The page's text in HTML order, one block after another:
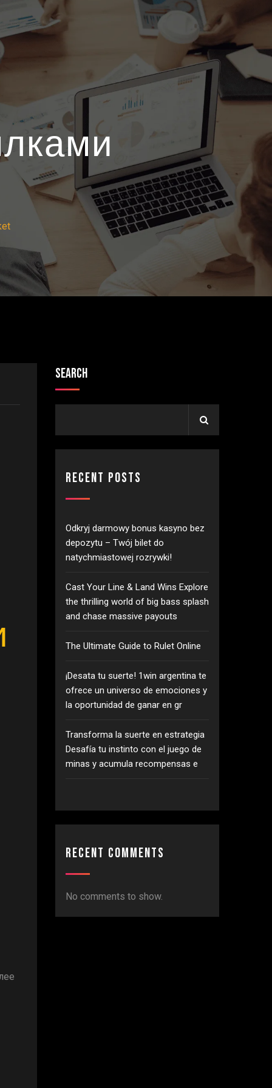
Search
Recent Posts
Odkryj darmowy bonus kasyno bez
depozytu – Twój bilet do
natychmiastowej rozrywki!
Cast Your Line & Land Wins Explore
the thrilling world of big bass splash
and chase massive payouts
The Ultimate Guide to Rulet Online
¡Desata tu suerte! 1win argentina te
ofrece un universo de emociones y
la oportunidad de ganar en gr
Transforma la suerte en estrategia
Desafía tu instinto con el juego de
minas y acumula recompensas e
Recent Comments
No comments to show.